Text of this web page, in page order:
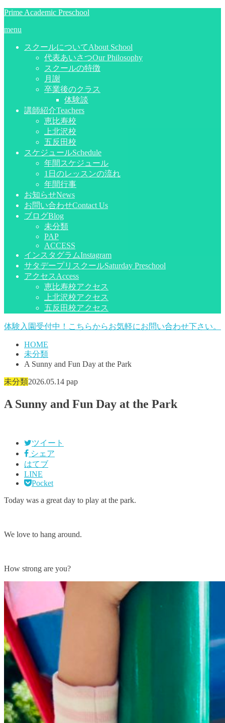
Prime Academic Preschool
menu
スクールについてAbout School
代表あいさつOur Philosophy
スクールの特徴
月謝
卒業後のクラス
体験談
講師紹介Teachers
恵比寿校
上北沢校
五反田校
スケジュールSchedule
年間スケジュール
1日のレッスンの流れ
年間行事
お知らせNews
お問い合わせContact Us
ブログBlog
未分類
PAP
ACCESS
インスタグラムInstagram
サタデープリスクールSaturday Preschool
アクセス Access
恵比寿校アクセス
上北沢校アクセス
五反田校アクセス
体験入園受付中！こちらからお気軽にお問い合わせ下さい。
HOME
未分類
A Sunny and Fun Day at the Park
未分類2026.05.14 pap
A Sunny and Fun Day at the Park
ツイート
シェア
はてブ
LINE
Pocket
Today was a great day to play at the park.
We love to hang around.
How strong are you?